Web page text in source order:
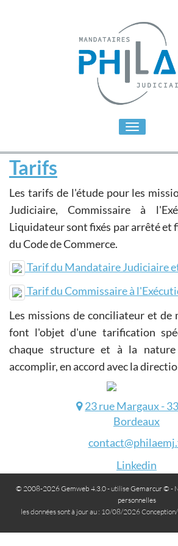
Toggle
Tarifs
Les tarifs de l'étude pour les
Judiciaire, Commissaire à
Liquidateur sont fixés par arrêté et
du Code de Commerce.
Tarif du Mandataire Judiciaire
Tarif du Commissaire à
Les missions de conciliateur et de
font l'objet d'une tarification
chaque structure et à la nature
accomplir, en accord avec la
23 rue Margaux -
Bordeaux
Linkedin
© 2008-2026 Gemweb 4.3.0- utiliseGemarcur © -
personnelles
les données sont à jour au : 10/08/2026